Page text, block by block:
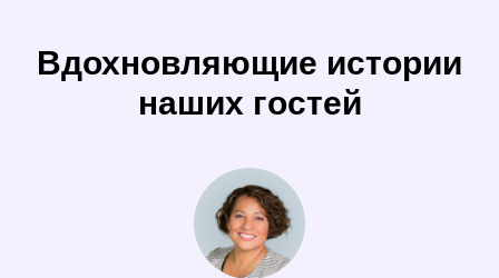
Вдохновляющие истории
наших гостей